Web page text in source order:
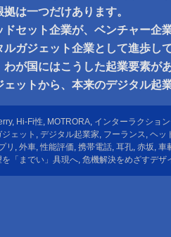
は一つだけあります。
ドセット企業が、ベンチャー企
ルガジェット企業として進歩し
わが国にはこうした起業要素が
ェットから、本来のデジタル起
, Hi-Fi性, MOTRORA, インターラクショ
ェット , デジタル起業家, フーランス, ヘッ
リ , 外車,性能評価, 携帯電話, 耳孔, 赤坂, 車
を「までい」具現へ, 危機解決をめざすデザ